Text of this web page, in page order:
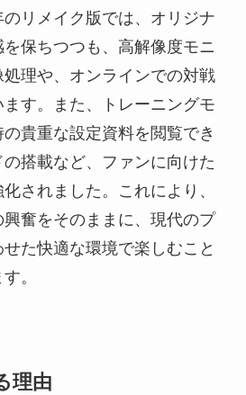
リメイク版では、オリジナ
保ちつつも、高解像度モニ
理や、オンラインでの対戦
す。また、トレーニングモ
貴重な設定資料を閲覧でき
搭載など、ファンに向けた
されました。これにより、
奮をそのままに、現代のプ
た快適な環境で楽しむこと
。
理由